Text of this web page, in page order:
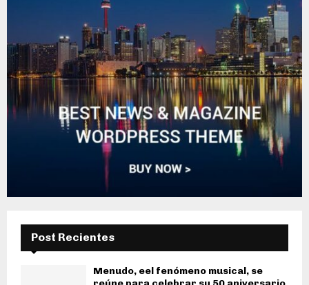
Post Recientes
Menudo, eel fenómeno musical, se